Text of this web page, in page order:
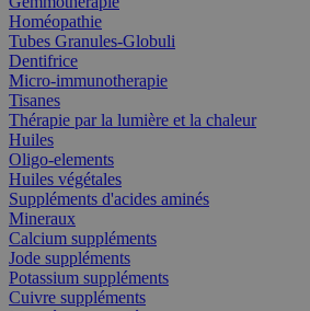
Homéopathie
Tubes Granules-Globuli
Dentifrice
Micro-immunotherapie
Tisanes
Thérapie par la lumière et la chaleur
Huiles
Oligo-elements
Huiles végétales
Suppléments d'acides aminés
Mineraux
Calcium suppléments
Jode suppléments
Potassium suppléments
Cuivre suppléments